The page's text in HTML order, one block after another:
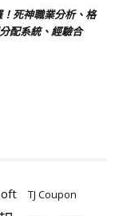
死神職業分析、格
配系統、經驗合
TJ Coupon